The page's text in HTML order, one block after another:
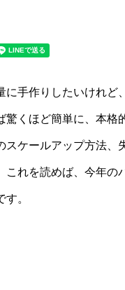
に手作りしたいけれ
驚くほど簡単に、本
スケールアップ方法
これを読めば、今年
。